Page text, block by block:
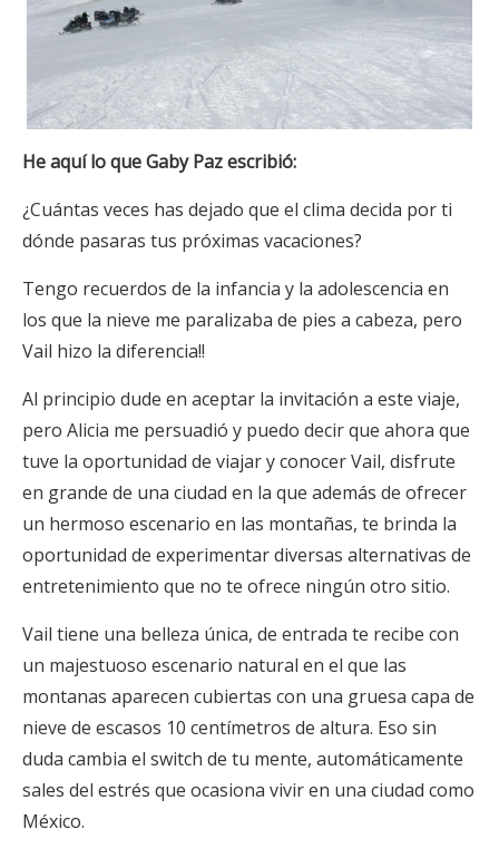
He aquí lo que Gaby Paz escribió:
¿Cuántas veces has dejado que el clima decida por ti
dónde pasaras tus próximas vacaciones?
Tengo recuerdos de la infancia y la adolescencia en
los que la nieve me paralizaba de pies a cabeza, pero
Vail hizo la diferencia!!
Al principio dude en aceptar la invitación a este viaje,
pero Alicia me persuadió y puedo decir que ahora que
tuve la oportunidad de viajar y conocer Vail, disfrute
en grande de una ciudad en la que además de ofrecer
un hermoso escenario en las montañas, te brinda la
oportunidad de experimentar diversas alternativas de
entretenimiento que no te ofrece ningún otro sitio.
Vail tiene una belleza única, de entrada te recibe con
un majestuoso escenario natural en el que las
montanas aparecen cubiertas con una gruesa capa de
nieve de escasos 10 centímetros de altura. Eso sin
duda cambia el switch de tu mente, automáticamente
sales del estrés que ocasiona vivir en una ciudad como
México.